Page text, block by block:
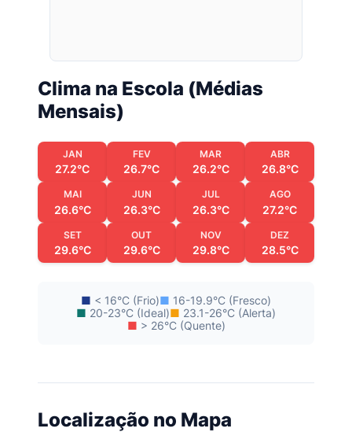
Clima na Escola (Médias
Mensais)
JAN
27.2°C
FEV
26.7°C
MAR
26.2°C
ABR
26.8°C
MAI
26.6°C
JUN
26.3°C
JUL
26.3°C
AGO
27.2°C
SET
29.6°C
OUT
29.6°C
NOV
29.8°C
DEZ
28.5°C
■ < 16°C (Frio)■ 16-19.9°C (Fresco)
■ 20-23°C (Ideal)■ 23.1-26°C (Alerta)
■ > 26°C (Quente)
Localização no Mapa